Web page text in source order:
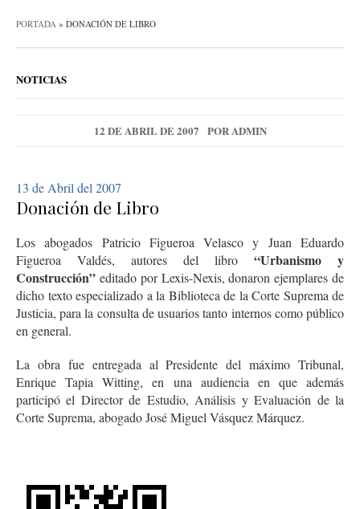
PORTADA » DONACIÓN DE LIBRO
NOTICIAS
12 DE ABRIL DE 2007 POR ADMIN
13 de Abril del 2007
Donación de Libro
Los abogados Patricio Figueroa Velasco y Juan Eduardo
Figueroa Valdés, autores del libro “Urbanismo y
Construcción” editado por Lexis-Nexis, donaron ejemplares de
dicho texto especializado a la Biblioteca de la Corte Suprema de
Justicia, para la consulta de usuarios tanto internos como público
en general.
La obra fue entregada al Presidente del máximo Tribunal,
Enrique Tapia Witting, en una audiencia en que además
participó el Director de Estudio, Análisis y Evaluación de la
Corte Suprema, abogado José Miguel Vásquez Márquez.